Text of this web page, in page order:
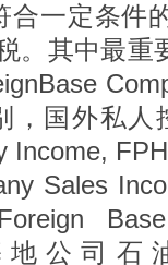
合一定条件
。其中最重
，国外私人
Income,
Sales
Base
地公司石